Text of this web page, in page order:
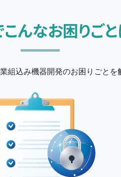
んなお困りごと
組込み機器開発のお困りごとを